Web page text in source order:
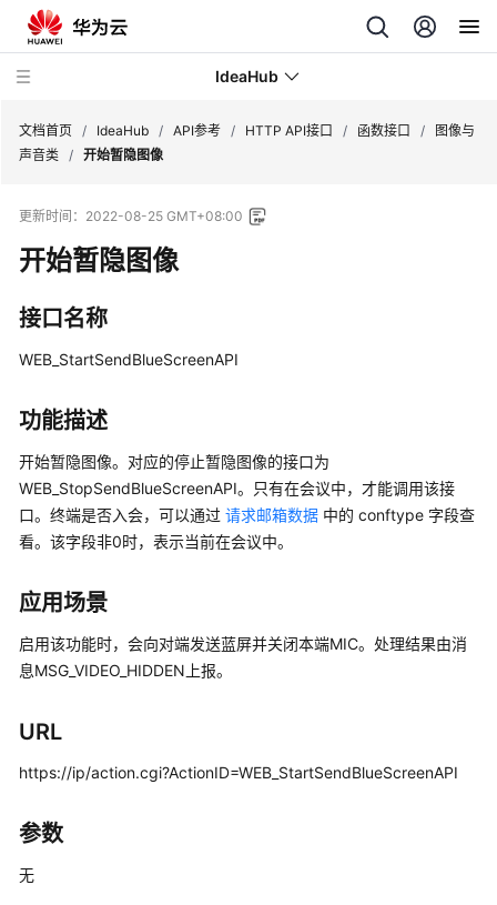
IdeaHub
品
介
绍
API
参
考
前
简
介
发
南
口
文档首页 / IdeaHub / API参考 / HTTP API接口 / 函数接口 /
图像与
声音类 / 开始暂隐图像
更新时间： 2022-08-25 GMT+08:00
开始暂隐图像
接口名称
WEB_StartSendBlueScreenAPI
功能描述
开始暂隐图像。对应的停止暂隐图像的接口为
WEB_StopSendBlueScreenAPI。只有在会议中，才能调用该接
口。终端是否入会，可以通过 请求邮箱数据 中的 conftype 字段查
看。该字段非0时，表示当前在会议中。
应用场景
启用该功能时，会向对端发送蓝屏并关闭本端MIC。处理结果由消
息MSG_VIDEO_HIDDEN上报。
URL
https://ip/action.cgi?ActionID=WEB_StartSendBlueScreenAPI
参数
无